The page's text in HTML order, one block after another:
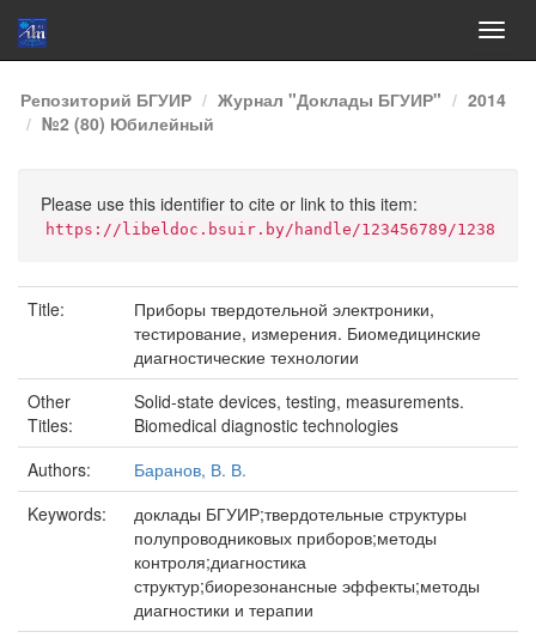
Skip
navigation
Репозиторий БГУИР Журнал "Доклады БГУИР"
2014
№2 (80) Юбилейный
Please use this identifier to cite or link to this item:
https://libeldoc.bsuir.by/handle/123456789/1238
Title:
Приборы твердотельной электроники,
тестирование, измерения. Биомедицинские
диагностические технологии
Other
Titles:
Solid-state devices, testing, measurements.
Biomedical diagnostic technologies
Authors:
Баранов, В. В.
Keywords:
доклады БГУИР;твердотельные структуры
полупроводниковых приборов;методы
контроля;диагностика
структур;биорезонансные эффекты;методы
диагностики и терапии